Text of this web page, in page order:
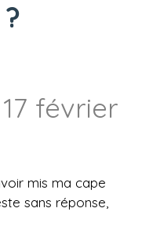
février
mis ma cape
sans réponse,